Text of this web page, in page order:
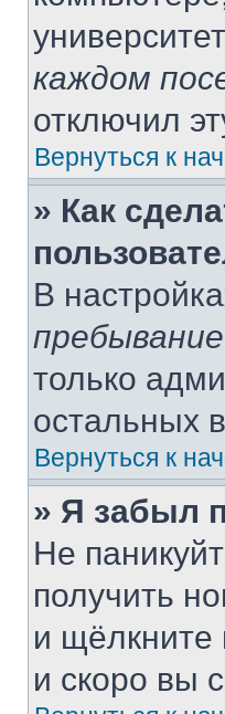
каждом
отключил
Вернуться к
» Как
В
только
остальных
Вернуться к
» Я забыл
Не
получить
и щёлкните
и скоро вы